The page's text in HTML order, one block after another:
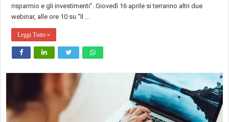
risparmio e gli investimenti”. Giovedì 16 aprile si terranno altri due
webinar, alle ore 10 su “Il …
Leggi Tutto »